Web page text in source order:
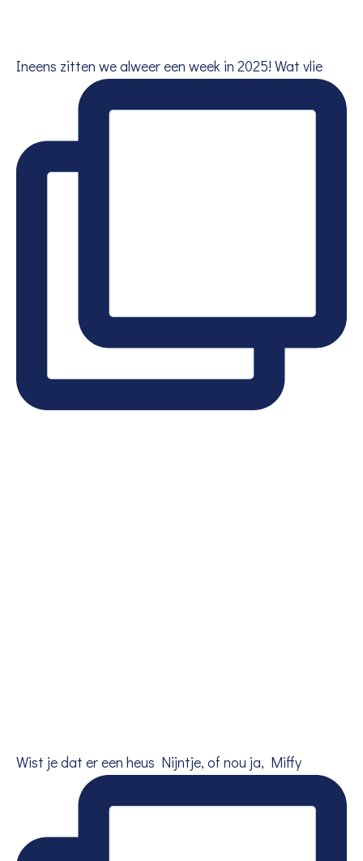
Ineens zitten we alweer een week in 2025! Wat vlie
Wist je dat er een heus Nijntje, of nou ja, Miffy